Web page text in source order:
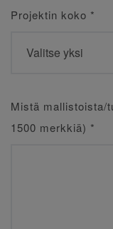
Projektin koko *
Mistä mallistoista/
1500 merkkiä) *